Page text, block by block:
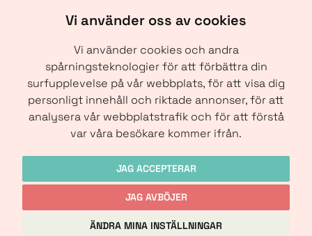
Vi använder oss av cookies
Vi använder cookies och andra
spårningsteknologier för att förbättra din
surfupplevelse på vår webbplats, för att visa dig
personligt innehåll och riktade annonser, för att
analysera vår webbplatstrafik och för att förstå
var våra besökare kommer ifrån.
JAG ACCEPTERAR
JAG AVBÖJER
ÄNDRA MINA INSTÄLLNINGAR
SKICKA
Copyright © IRM-Media 2024